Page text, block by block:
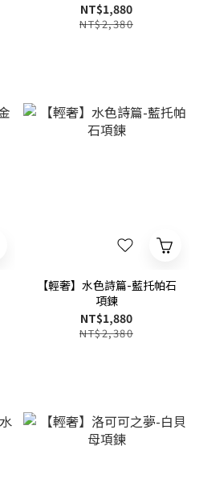
NT$1,880
NT$2,380
【輕奢】水色詩篇-藍托帕石
項鍊
NT$1,880
NT$2,380